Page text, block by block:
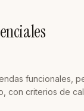
funcionales,
con criterios de